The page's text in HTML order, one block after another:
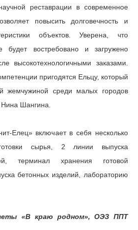
реставрации в современное
повысить долговечность и
объектов. Уверена, что
будет востребовано и загружено
высокотехнологичными заказами.
пригодятся Ельцу, который
жемчужиной среди малых городов
Шангина.
Елец» включает в себя несколько
сырья, 2 линии выпуска
терминал хранения готовой
бетонных изделий, лабораторию
«В краю родном», ОЭЗ ППТ